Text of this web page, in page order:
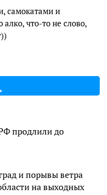
самокатами и
что-то не слово,
продлили до
и порывы ветра
на выходных